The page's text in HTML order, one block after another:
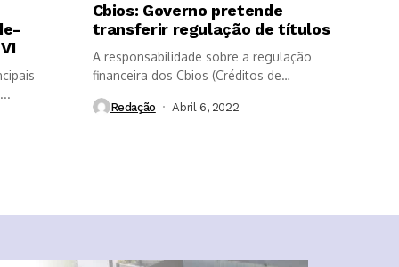
Cbios: Governo pretende
transferir regulação de títulos
A responsabilidade sobre a regulação
financeira dos Cbios (Créditos de
Redação Abril 6, 2022